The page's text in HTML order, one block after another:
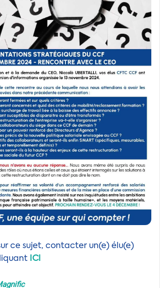
ce sujet, contacter un(e) élu(e)
ICI